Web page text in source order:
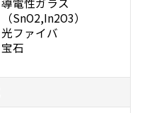
導電性ガラス
（SnO2,In2O3）
光ファイバ
宝石